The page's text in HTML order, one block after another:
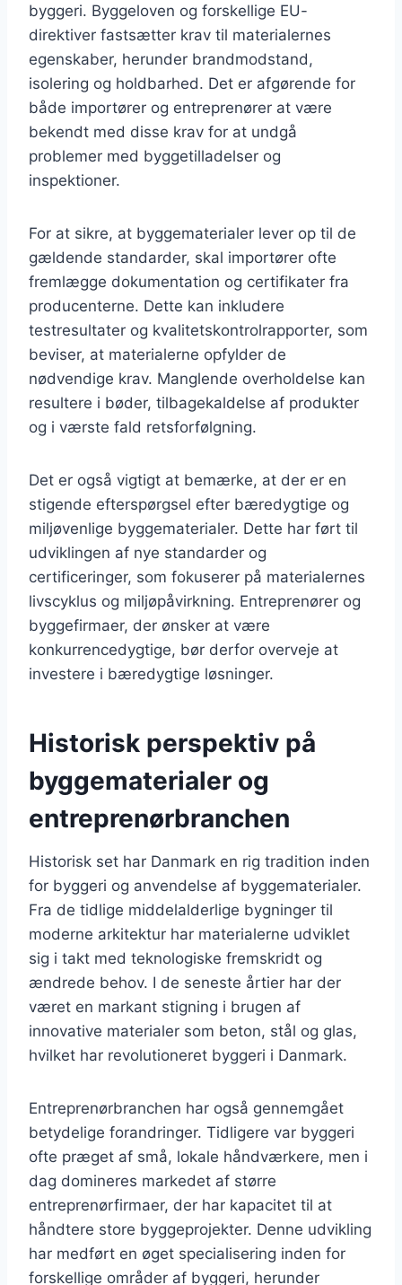
byggeri. Byggeloven og forskellige EU-
direktiver fastsætter krav til materialernes
egenskaber, herunder brandmodstand,
isolering og holdbarhed. Det er afgørende for
både importører og entreprenører at være
bekendt med disse krav for at undgå
problemer med byggetilladelser og
inspektioner.
For at sikre, at byggematerialer lever op til de
gældende standarder, skal importører ofte
fremlægge dokumentation og certifikater fra
producenterne. Dette kan inkludere
testresultater og kvalitetskontrolrapporter, som
beviser, at materialerne opfylder de
nødvendige krav. Manglende overholdelse kan
resultere i bøder, tilbagekaldelse af produkter
og i værste fald retsforfølgning.
Det er også vigtigt at bemærke, at der er en
stigende efterspørgsel efter bæredygtige og
miljøvenlige byggematerialer. Dette har ført til
udviklingen af nye standarder og
certificeringer, som fokuserer på materialernes
livscyklus og miljøpåvirkning. Entreprenører og
byggefirmaer, der ønsker at være
konkurrencedygtige, bør derfor overveje at
investere i bæredygtige løsninger.
Historisk perspektiv på
byggematerialer og
entreprenørbranchen
Historisk set har Danmark en rig tradition inden
for byggeri og anvendelse af byggematerialer.
Fra de tidlige middelalderlige bygninger til
moderne arkitektur har materialerne udviklet
sig i takt med teknologiske fremskridt og
ændrede behov. I de seneste årtier har der
været en markant stigning i brugen af
innovative materialer som beton, stål og glas,
hvilket har revolutioneret byggeri i Danmark.
Entreprenørbranchen har også gennemgået
betydelige forandringer. Tidligere var byggeri
ofte præget af små, lokale håndværkere, men i
dag domineres markedet af større
entreprenørfirmaer, der har kapacitet til at
håndtere store byggeprojekter. Denne udvikling
har medført en øget specialisering inden for
forskellige områder af byggeri, herunder